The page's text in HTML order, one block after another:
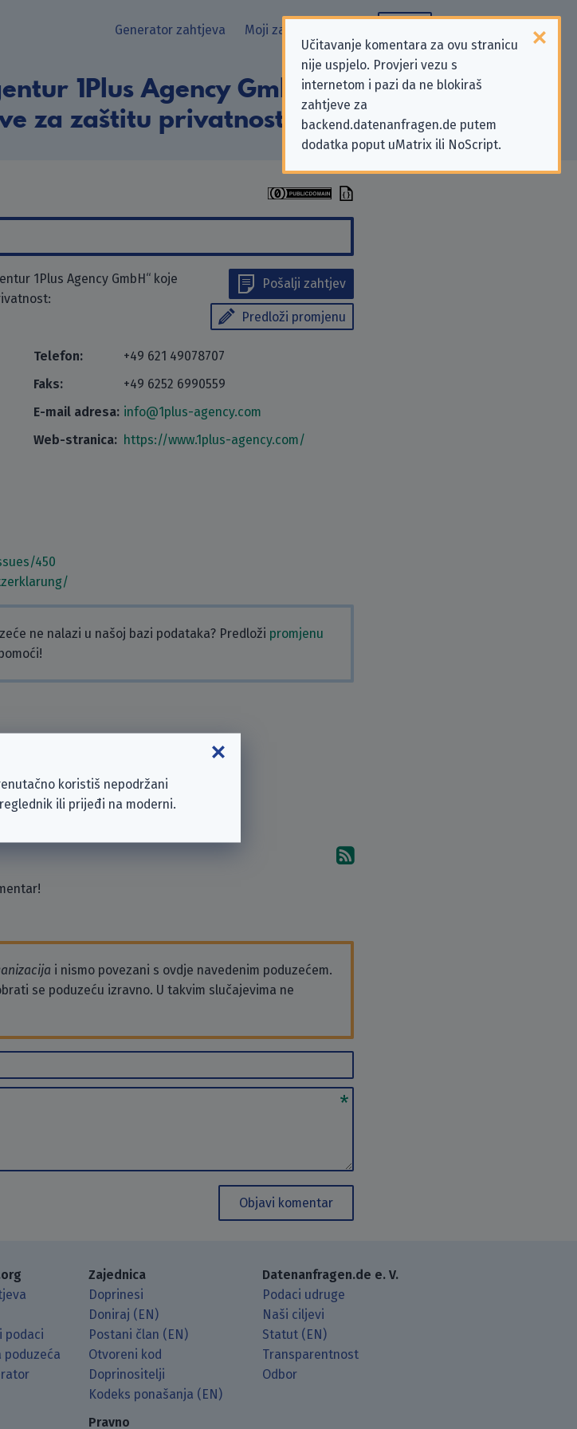
Učitavanje komentara za ovu stranicu
nije uspjelo. Provjeri vezu s
internetom i pazi da ne blokiraš
zahtjeve za
backend.datenanfragen.de putem
dodatka poput uMatrix ili NoScript.
Generator zahtjeva Moji zahtjevi
1Plus Agency GmbH” koji se
za zaštitu privatnosti
Pošalji zahtjev
Predloži promjenu
1Plus Agency GmbH“ koje
Telefon:
+49 621 49078707
Faks:
+49 6252 6990559
E-mail adresa: info@1plus-agency.com
Web-stranica: https://www.1plus-agency.com/
450
ne nalazi u našoj bazi podataka? Predloži promjenu
Pretplati se na komentare
i nismo povezani s ovdje navedenim poduzećem.
se poduzeću izravno. U takvim slučajevima ne
Objavi komentar
podaci
poduzeća
Zajednica
Doprinesi
Doniraj (EN)
Postani član (EN)
Otvoreni kod
Doprinositelji
Kodeks ponašanja (EN)
Datenanfragen.de e. V.
Podaci udruge
Naši ciljevi
Statut (EN)
Transparentnost
Odbor
Pravno
koristiš nepodržani
ili prijeđi na moderni.